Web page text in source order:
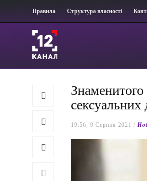
Правила Структура власності
19:56, 9 Серпня 2021 /